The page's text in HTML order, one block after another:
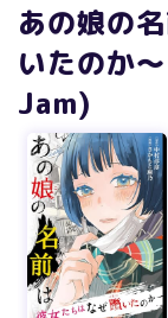
あの娘の
いたのか
Jam)